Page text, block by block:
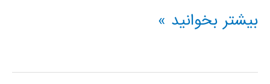
حل
PDE
بیشتر بخوانید »